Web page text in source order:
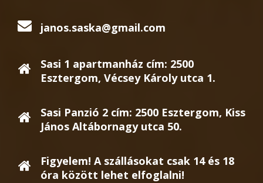
janos.saska@gmail.com
Sasi 1 apartmanház cím: 2500
Esztergom, Vécsey Károly utca 1.
Sasi Panzió 2 cím: 2500 Esztergom, Kiss
János Altábornagy utca 50.
Figyelem! A szállásokat csak 14 és 18
óra között lehet elfoglalni!